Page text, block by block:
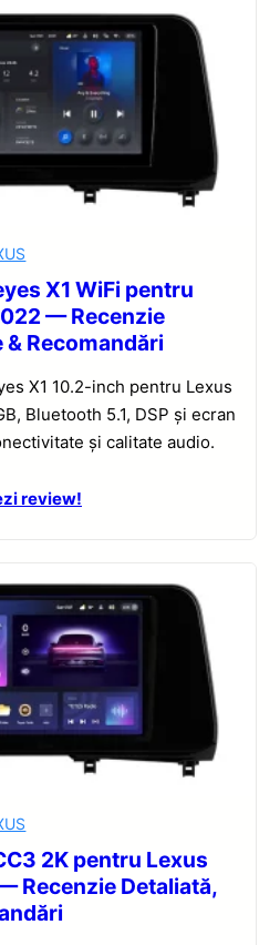
X1 WiFi pentru
— Recenzie
& Recomandări
X1 10.2-inch pentru Lexus
Bluetooth 5.1, DSP și ecran
și calitate audio.
review!
2K pentru Lexus
Recenzie Detaliată,